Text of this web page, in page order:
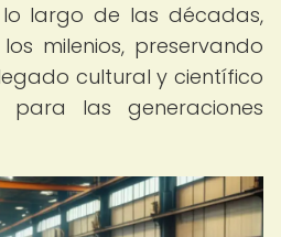
largo de las décadas,
milenios, preservando
cultural y científico
las generaciones